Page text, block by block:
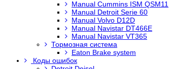
Manual Cummins ISM QSM11
Manual Detroit Serie 60
Manual Volvo D12D
Manual Navistar DT466E
Manual Navistar VT365
Тормозная система
Eaton Brake system
Коды ошибок